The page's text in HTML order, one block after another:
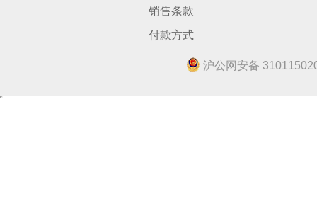
销售条款
付款方式
沪公网安备